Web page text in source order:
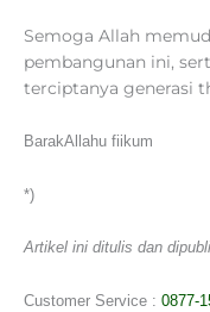
Semoga Allah
pembangunan ini,
terciptanya generasi
BarakAllahu fiikum
*)
Artikel ini ditulis dan
Customer Service : 0877-